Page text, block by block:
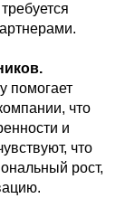
помогает
что
и
что
рост,